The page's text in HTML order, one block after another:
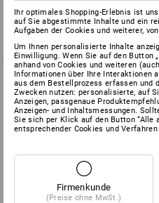
SERVICE
SERVICE
UNTERNEHMEN
Ihr optimales Shopping-Erlebnis ist
auf Sie abgestimmte Inhalte und ein
Aufgaben der Cookies und weiterer,
Um Ihnen personalisierte Inhalte
Einwilligung. Wenn Sie auf den Button
anhand von Cookies und weiteren
Informationen über Ihre Interaktionen
aus dem Bestellprozess erfassen und
Zwecken nutzen: personalisierte, auf
Anzeigen, passgenaue
Anzeigen- und Inhaltsmessungen.
Sie sich per Klick auf den Button “Alle
entsprechender Cookies und Verfahren
Firmenkunde
(Preise ohne MwSt.)